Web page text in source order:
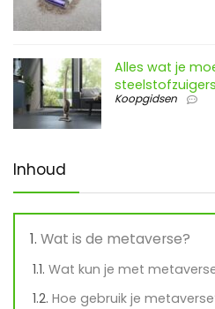
Alles wat je
steelstofzuigers
Koopgidsen
Inhoud
Wat is de metaverse?
Wat kun je met
Hoe gebruik je